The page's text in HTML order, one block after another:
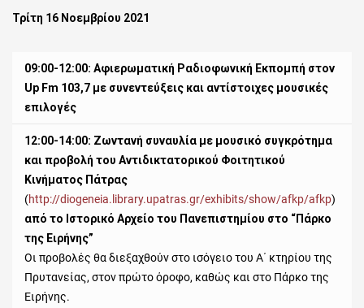
Τρίτη 16 Νοεμβρίου 2021
09:00-12:00: Αφιερωματική Ραδιοφωνική Εκπομπή στον
Up Fm 103,7 με συνεντεύξεις και αντίστοιχες μουσικές
επιλογές
12:00-14:00: Ζωντανή συναυλία με μουσικό συγκρότημα
και προβολή του Αντιδικτατορικού Φοιτητικού
Κινήματος Πάτρας
(http://diogeneia.library.upatras.gr/exhibits/show/afkp/afkp)
από το Ιστορικό Αρχείο του Πανεπιστημίου στο “Πάρκο
της Ειρήνης”
Οι προβολές θα διεξαχθούν στο ισόγειο του Α΄ κτηρίου της
Πρυτανείας, στον πρώτο όροφο, καθώς και στο Πάρκο της
Ειρήνης.